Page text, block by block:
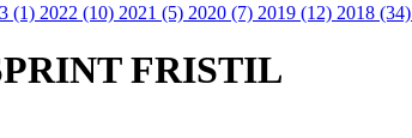
(1) 2022 (10) 2021 (5) 2020 (7) 2019 (12) 2018 (34)
FRISTIL